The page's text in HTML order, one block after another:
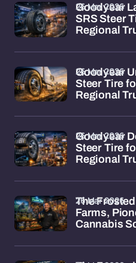
Goodyear
SRS Steer
Regional
26 Mar 2026
Goodyear
Steer Tire
Regional
26 Mar 2026
Goodyear
Steer Tire
Regional
26 Mar 2026
The
Farms,
Cannabis
26 Mar 2026